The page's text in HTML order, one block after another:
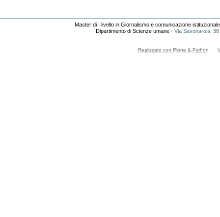
Master di I livello in Giornalismo e comunicazione
Dipartimento di Scienze umane - Via Savonarola,
Realizzato con Plone & Python